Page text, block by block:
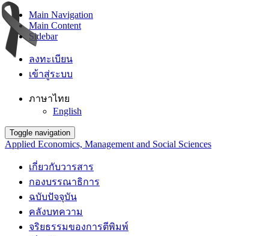
Main Navigation
Main Content
Sidebar
ลงทะเบียน
เข้าสู่ระบบ
ภาษาไทย
English
Toggle navigation
Applied Economics, Management and Social Sciences
เกี่ยวกับวารสาร
กองบรรณาธิการ
ฉบับปัจจุบัน
คลังบทความ
จริยธรรมของการตีพิมพ์